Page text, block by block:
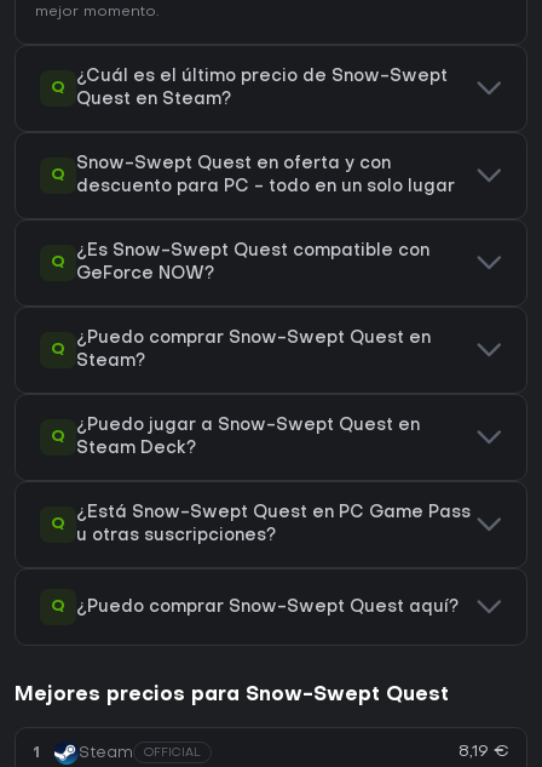
mejor momento.
Q
¿Cuál es el último precio de Snow-Swept
Quest en Steam?
Q
Snow-Swept Quest en oferta y con
descuento para PC - todo en un solo lugar
Q
¿Es Snow-Swept Quest compatible con
GeForce NOW?
Q
¿Puedo comprar Snow-Swept Quest en
Steam?
Q
¿Puedo jugar a Snow-Swept Quest en
Steam Deck?
Q
¿Está Snow-Swept Quest en PC Game Pass
u otras suscripciones?
Q ¿Puedo comprar Snow-Swept Quest aquí?
Mejores precios para Snow-Swept Quest
1 Steam OFFICIAL 8,19 €